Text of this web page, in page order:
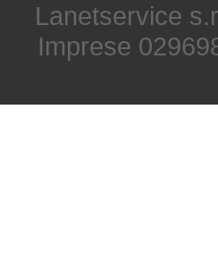
Lanetservice
Imprese